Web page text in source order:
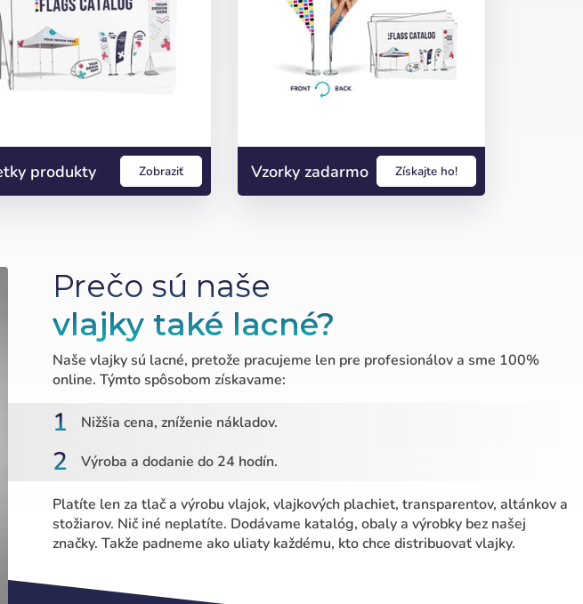
sa
jazyk
produkty Zobraziť Vzorky zadarmo Získajte ho!
Prečo sú naše
vlajky také lacné?
Naše vlajky sú lacné, pretože pracujeme len pre profesionálov a sme 100%
online. Týmto spôsobom získavame:
1 Nižšia cena, zníženie nákladov.
2 Výroba a dodanie do 24 hodín.
Platíte len za tlač a výrobu vlajok, vlajkových plachiet, transparentov, altánkov a
stožiarov. Nič iné neplatíte. Dodávame katalóg, obaly a výrobky bez našej
značky. Takže padneme ako uliaty každému, kto chce distribuovať vlajky.